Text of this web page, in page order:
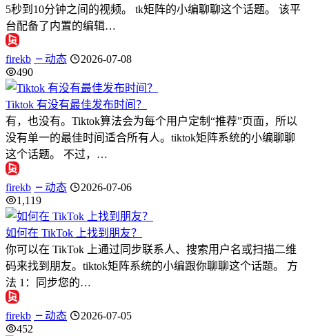
5秒到10分钟之间的视频。 tk矩阵的小编聊聊这个话题。 该平
台配备了内置的编辑…
firekb 动态
2026-07-08
490
Tiktok 有没有最佳发布时间？
有，也没有。Tiktok算法会为每个用户定制“推荐”页面，所以
没有单一的最佳时间适合所有人。tiktok矩阵系统的小编聊聊
这个话题。 不过，…
firekb 动态
2026-07-06
1,119
如何在 TikTok 上找到朋友？
你可以在 TikTok 上通过同步联系人、搜索用户名或扫描二维
码来找到朋友。tiktok矩阵系统的小编跟你聊聊这个话题。 方
法 1：同步您的…
firekb 动态
2026-07-05
452